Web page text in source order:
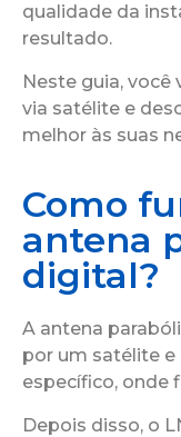
qualidade da
resultado.
Neste guia, você
via satélite e
melhor às suas
Como
antena
digital?
A antena
por um satélite
específico, onde
Depois disso, o